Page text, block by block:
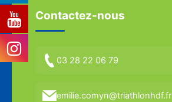
Contactez-nous
03 28 22 06 79
emilie.comyn@triathlonhdf.fr